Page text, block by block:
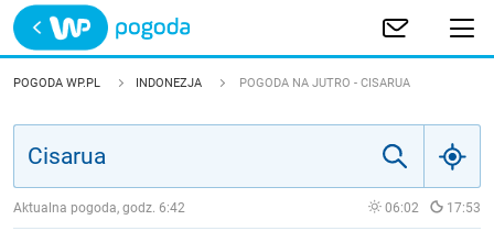
Trwa ładowanie
POLSKA
POGODA WP.PL INDONEZJA POGODA NA JUTRO - CISARUA
Aktualna pogoda, godz. 6:42 06:02 17:53